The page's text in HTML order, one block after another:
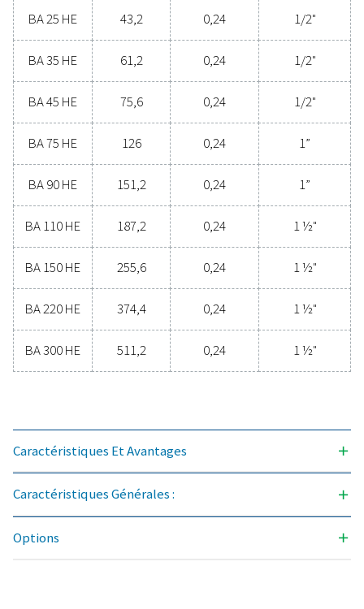
garantissent un air propre et exempt de
améliorant la sécurité des travailleurs, respectant des
qualité de l'air strictes et réduisant les risques
les circuits d'air comprimé. Grâce à leur technologie
avancée et à leur conception écoénergétique, ils
solution fiable et économique pour les applications
Contactez nos experts pour découvrir comment ces
peuvent améliorer la sécurité et l'efficacité sur votre
travail.
Contactez nos experts en air dès
Caractéristiques
43,2 - 511,2
PUISSANCE INSTALLÉE (KW)